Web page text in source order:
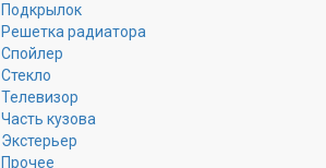
Подкрылок
Решетка радиатора
Спойлер
Стекло
Телевизор
Часть кузова
Экстерьер
Прочее